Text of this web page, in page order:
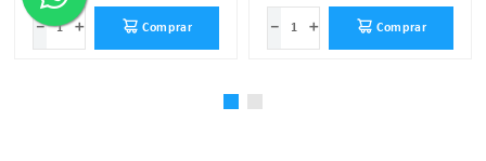
＋
－ Comprar ＋
－ Comprar